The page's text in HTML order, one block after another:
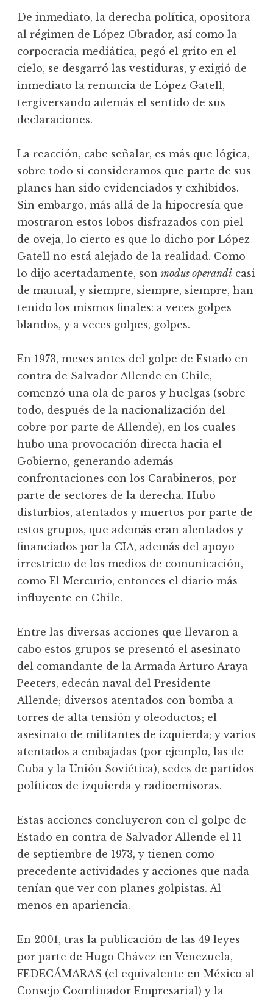
De inmediato, la derecha política, opositora
al régimen de López Obrador, así como la
corpocracia mediática, pegó el grito en el
cielo, se desgarró las vestiduras, y exigió de
inmediato la renuncia de López Gatell,
tergiversando además el sentido de sus
declaraciones.
La reacción, cabe señalar, es más que lógica,
sobre todo si consideramos que parte de sus
planes han sido evidenciados y exhibidos.
Sin embargo, más allá de la hipocresía que
mostraron estos lobos disfrazados con piel
de oveja, lo cierto es que lo dicho por López
Gatell no está alejado de la realidad. Como
lo dijo acertadamente, son modus operandi casi
de manual, y siempre, siempre, siempre, han
tenido los mismos finales: a veces golpes
blandos, y a veces golpes, golpes.
En 1973, meses antes del golpe de Estado en
contra de Salvador Allende en Chile,
comenzó una ola de paros y huelgas (sobre
todo, después de la nacionalización del
cobre por parte de Allende), en los cuales
hubo una provocación directa hacia el
Gobierno, generando además
confrontaciones con los Carabineros, por
parte de sectores de la derecha. Hubo
disturbios, atentados y muertos por parte de
estos grupos, que además eran alentados y
financiados por la CIA, además del apoyo
irrestricto de los medios de comunicación,
como El Mercurio, entonces el diario más
influyente en Chile.
Entre las diversas acciones que llevaron a
cabo estos grupos se presentó el asesinato
del comandante de la Armada Arturo Araya
Peeters, edecán naval del Presidente
Allende; diversos atentados con bomba a
torres de alta tensión y oleoductos; el
asesinato de militantes de izquierda; y varios
atentados a embajadas (por ejemplo, las de
Cuba y la Unión Soviética), sedes de partidos
políticos de izquierda y radioemisoras.
Estas acciones concluyeron con el golpe de
Estado en contra de Salvador Allende el 11
de septiembre de 1973, y tienen como
precedente actividades y acciones que nada
tenían que ver con planes golpistas. Al
menos en apariencia.
En 2001, tras la publicación de las 49 leyes
por parte de Hugo Chávez en Venezuela,
FEDECÁMARAS (el equivalente en México al
Consejo Coordinador Empresarial) y la